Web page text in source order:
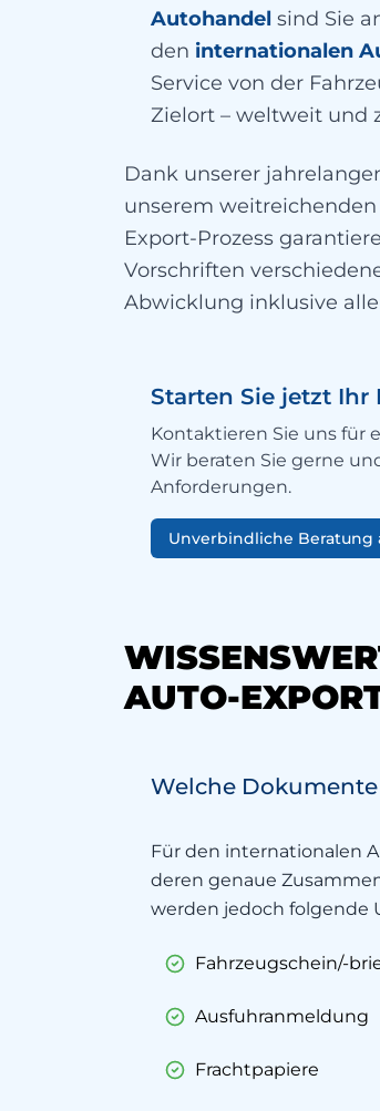
Autohandel sind Sie
den internationalen
Service von der
Zielort – weltweit und
Dank unserer
unserem
Export-Prozess
Vorschriften
Abwicklung inklusive
Starten Sie jetzt
Kontaktieren Sie uns für
Wir beraten Sie gerne
Anforderungen.
Unverbindliche Beratung
AUTO-
Welche
Für den internationalen
deren genaue
werden jedoch folgende
Fahrzeugschein/-
Ausfuhranmeldung
Frachtpapiere